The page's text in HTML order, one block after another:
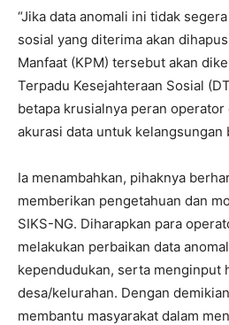
“Jika data anomali ini tidak
sosial yang diterima akan
Manfaat (KPM) tersebut akan
Terpadu Kesejahteraan Sosial
betapa krusialnya peran operator
akurasi data untuk kelangsungan
Ia menambahkan, pihaknya
memberikan pengetahuan dan
SIKS-NG. Diharapkan para
melakukan perbaikan data
kependudukan, serta menginput
desa/kelurahan. Dengan
membantu masyarakat dalam